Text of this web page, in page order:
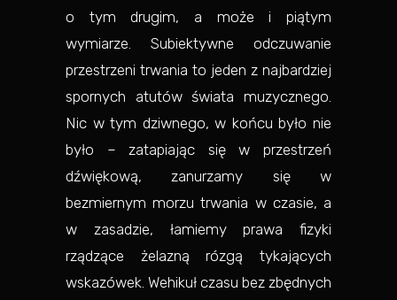
o tym drugim, a może i piątym
wymiarze. Subiektywne odczuwanie
przestrzeni trwania to jeden z najbardziej
spornych atutów świata muzycznego.
Nic w tym dziwnego, w końcu było nie
było – zatapiając się w przestrzeń
dźwiękową, zanurzamy się w
bezmiernym morzu trwania w czasie, a
w zasadzie, łamiemy prawa fizyki
rządzące żelazną rózgą tykających
wskazówek. Wehikuł czasu bez zbędnych